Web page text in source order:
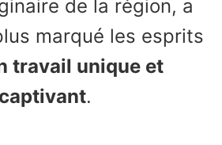
de la région, a
marqué les esprits
travail unique et
captivant.